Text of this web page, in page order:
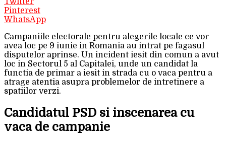
Pinterest
WhatsApp
Campaniile electorale pentru alegerile locale ce vor
avea loc pe 9 iunie in Romania au intrat pe fagasul
disputelor aprinse. Un incident iesit din comun a avut
loc in Sectorul 5 al Capitalei, unde un candidat la
functia de primar a iesit in strada cu o vaca pentru a
atrage atentia asupra problemelor de intretinere a
spatiilor verzi.
Candidatul PSD si inscenarea cu
vaca de campanie